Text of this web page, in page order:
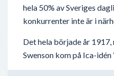
hela 50% av Sveriges
konkurrenter inte är i
Det hela började år
Swenson kom på Ica-idén
låta småhandlare